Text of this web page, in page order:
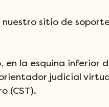
sitio de
en la esquina inferior
judicial
(CST).